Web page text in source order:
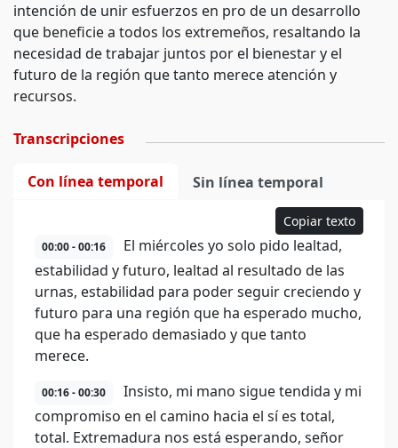
intención de unir esfuerzos en pro de un desarrollo
que beneficie a todos los extremeños, resaltando la
necesidad de trabajar juntos por el bienestar y el
futuro de la región que tanto merece atención y
recursos.
Transcripciones
Con línea temporal Sin línea temporal
Copiar texto
00:00 - 00:16
El miércoles yo solo pido lealtad,
estabilidad y futuro, lealtad al resultado de las
urnas, estabilidad para poder seguir creciendo y
futuro para una región que ha esperado mucho,
que ha esperado demasiado y que tanto
merece.
00:16 - 00:30
Insisto, mi mano sigue tendida y mi
compromiso en el camino hacia el sí es total,
total. Extremadura nos está esperando, señor